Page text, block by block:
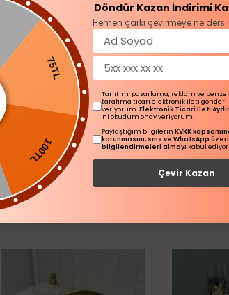
100TL
Döndür Kazan İndirimi
Hemen çarkı çevirmeye ne
Tanıtım, pazarlama, reklam ve
tarafıma ticari elektronik ileti
veriyorum.Elektronik Ticari İleti
'ni okudum onay veriyorum.
Paylaştığım bilgilerin KVKK
korunmasını, sms ve WhatsApp
bilgilendirmeleri almayı kabul
Çevir Kazan